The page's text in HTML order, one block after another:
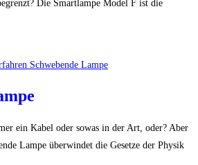
Die Smartlampe Model F ist die
ein Kabel oder sowas in der Art, oder? Aber
Lampe überwindet die Gesetze der Physik